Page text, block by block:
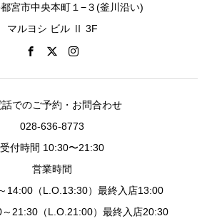
宮市中央本町１−３(釜川沿い)
マルヨシ ビル Ⅱ 3F
話でのご予約・お問合わせ
028-636-8773
受付時間 10:30〜21:30
営業時間
14:00（L.O.13:30）最終入店13:00
21:30（L.O.21:00）最終入店20:30